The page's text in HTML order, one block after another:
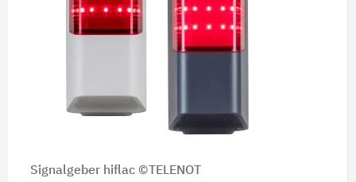
Signalgeber hiflac ©TELENOT